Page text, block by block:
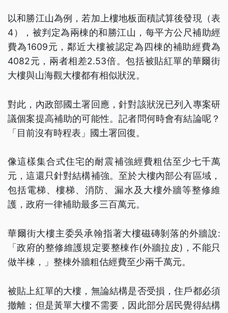
以和勝江山為例，若加上樓地板面積試算後發現（表
4），被判定為兩棟的和勝江山，每平方公尺補助經
費為1609元，鄰近大樓被認定為四棟的補助經費為
4082元，兩者相差2.53倍。包括被貼紅單的華爾街
大樓與山海觀大樓都有相似狀況。
對此，內政部國土署回應，針對該狀況已列入專案研
議個案提高補助的可能性。記者問何時會有結論呢？
「目前沒有時程表」國土署回復。
像這樣集合式住宅的耐震補強經費粗估至少七千萬
元，這還只針對結構補強。至於大樓內部公有區域，
包括電梯、樓梯、消防、漏水及大樓外牆等整修維
護，政府一律補助最多三百萬元。
華爾街大樓主委吳承翰指著大樓磁磚剝落的外牆說:
「政府的整修維護規定要整棟作(外牆拉皮)，不能只
做半棟，」整棟外牆粗估經費至少兩千萬元。
被貼上紅單的大樓，無論結構是否受損，住戶都必須
撤離；但是黃單大樓不需要，因此部分居民覺得結構